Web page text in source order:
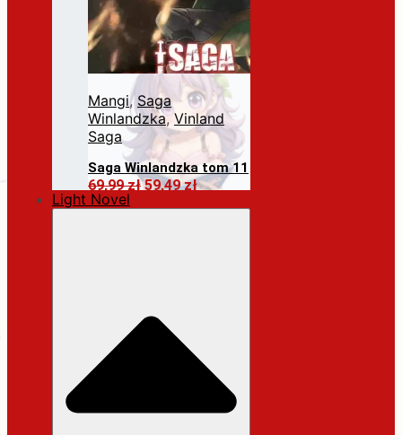
Mangi, Saga
Winlandzka, Vinland
Saga
Saga Winlandzka tom 11
69,99złPierwotna
59,49złAktualna
Dodaj do koszyka
Light Novel